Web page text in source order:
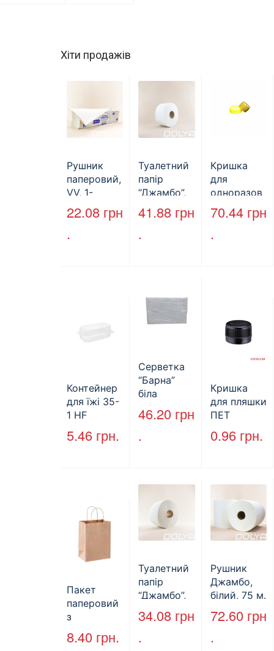
Хіти продажів
Рушник
паперовий,
VV, 1-
шаровий,
макулатура
22.08 грн
.
Туалетний
папір
“Джамбо”,
B2B
Service,
41.88 грн
.
Кришка
для
одноразов
ої пляшки,
ПЕТ,
70.44 грн
.
Контейнер
для їжі 35-
1 HF
227*127*85
мм
5.46 грн.
Серветка
“Барна”
біла
PAPERO
500 шт (6/
46.20 грн
.
Кришка
для пляшки
ПЕТ
стандарт
(КВ-28мм),
0.96 грн.
Пакет
паперовий
з
крученими
ручками,
8.40 грн.
Туалетний
папір
“Джамбо”,
130м.
34.08 грн
.
Рушник
Джамбо,
білий, 75 м.
72.60 грн
.